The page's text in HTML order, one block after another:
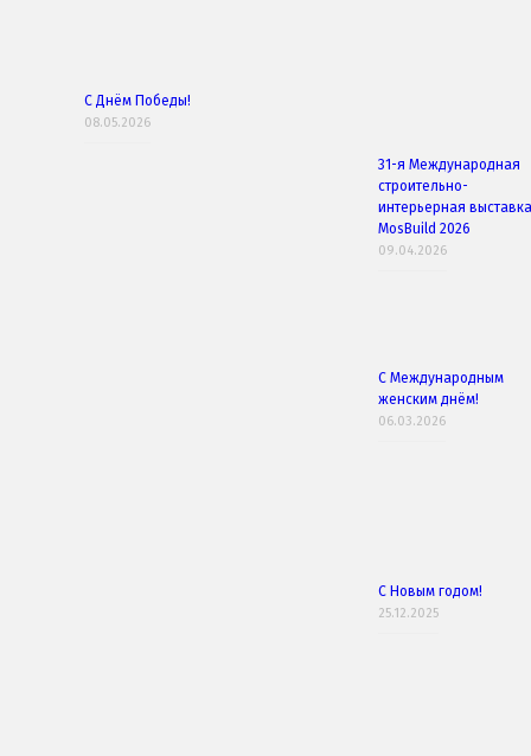
С Днём Победы!
08.05.2026
31-я Международная
строительно-
интерьерная выставка
MosBuild 2026
09.04.2026
С Международным
женским днём!
06.03.2026
С Новым годом!
25.12.2025